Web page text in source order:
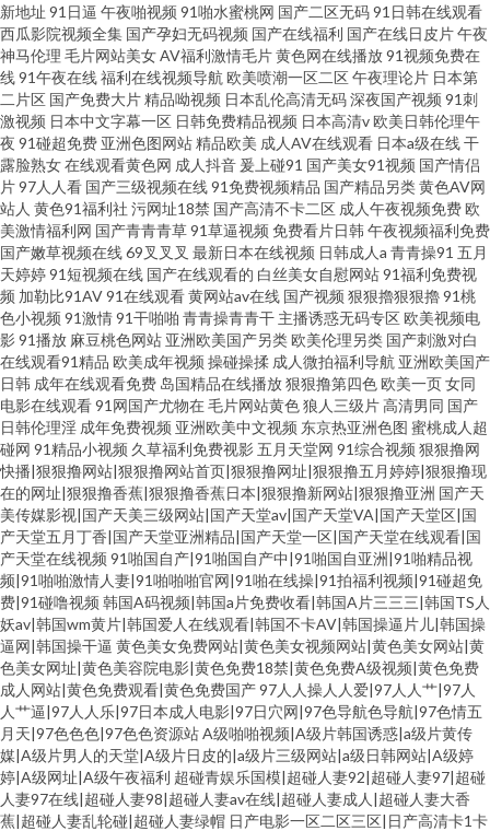
新地址 91日逼 午夜啪视频 91啪水蜜桃网 国产二区无码91日韩在线观看
西瓜影院视频全集 国产孕妇无码视频 国产在线福利 国产在线日皮片午夜
神马伦理 毛片网站美女AV福利激情毛片黄色网在线播放91视频免费在
线91午夜在线福利在线视频导航 欧美喷潮一区二区午夜理论片 日本第
二片区 国产免费大片精品呦视频 日本乱伦高清无码深夜国产视频 91刺
激视频 日本中文字幕一区 日韩免费精品视频 日本高清v欧美日韩伦理午
夜 91碰超免费 亚洲色图网站精品欧美 成人AV在线观看 日本a级在线干
露脸熟女在线观看黄色网 成人抖音 爰上碰91 国产美女91视频 国产情侣
片97人人看 国产三级视频在线91免费视频精品 国产精品另类黄色AV网
站人 黄色91福利社 污网址18禁 国产高清不卡二区 成人午夜视频免费欧
美激情福利网 国产青青青草91草逼视频 免费看片日韩午夜视频福利免费
国产嫩草视频在线69叉叉叉 最新日本在线视频 日韩成人a 青青操91 五月
天婷婷91短视频在线 国产在线观看的 白丝美女自慰网站91福利免费视
频 加勒比91AV91在线观看黄网站av在线 国产视频 狠狠擼狠狠擼91桃
色小视频 91激情91干啪啪 青青操青青干 主播诱惑无码专区欧美视频电
影91播放 麻豆桃色网站 亚洲欧美国产另类欧美伦理另类 国产刺激对白
在线观看91精品 欧美成年视频 操碰操揉 成人微拍福利导航 亚洲欧美国产
日韩 成年在线观看免费 岛国精品在线播放狠狠撸第四色欧美一页女同
电影在线观看91网国产尤物在毛片网站黄色狼人三级片高清男同 国产
日韩伦理淫 成年免费视频 亚洲欧美中文视频 东京热亚洲色图 蜜桃成人超
碰网 91精品小视频 久草福利免费视影 五月天堂网 91综合视频 狠狠撸网
快播|狠狠撸网站|狠狠撸网站首页|狠狠撸网址|狠狠撸五月婷婷|狠狠撸现
在的网址|狠狠撸香蕉|狠狠撸香蕉日本|狠狠撸新网站|狠狠撸亚洲 国产天
美传媒影视|国产天美三级网站|国产天堂av|国产天堂VA|国产天堂区|国
产天堂五月丁香|国产天堂亚洲精品|国产天堂一区|国产天堂在线观看|国
产天堂在线视频 91啪国自产|91啪国自产中|91啪国自亚洲|91啪精品视
频|91啪啪激情人妻|91啪啪啪官网|91啪在线操|91拍福利视频|91碰超免
费|91碰噜视频 韩国A码视频|韩国a片免费收看|韩国A片三三三|韩国TS人
妖av|韩国wm黄片|韩国爱人在线观看|韩国不卡AV|韩国操逼片儿|韩国操
逼网|韩国操干逼 黄色美女免费网站|黄色美女视频网站|黄色美女网站|黄
色美女网址|黄色美容院电影|黄色免费18禁|黄色免费A级视频|黄色免费
成人网站|黄色免费观看|黄色免费国产97人人操人人爱|97人人艹|97人
人艹逼|97人人乐|97日本成人电影|97日穴网|97色导航色导航|97色情五
月天|97色色色|97色色资源站A级啪啪视频|A级片韩国诱惑|a级片黄传
媒|A级片男人的天堂|A级片日皮的|a级片三级网站|a级日韩网站|A级婷
婷|A级网址|A级午夜福利 超碰青娱乐国模|超碰人妻92|超碰人妻97|超碰
人妻97在线|超碰人妻98|超碰人妻av在线|超碰人妻成人|超碰人妻大香
蕉|超碰人妻乱轮碰|超碰人妻绿帽 日产电影一区二区三区|日产高清卡1卡